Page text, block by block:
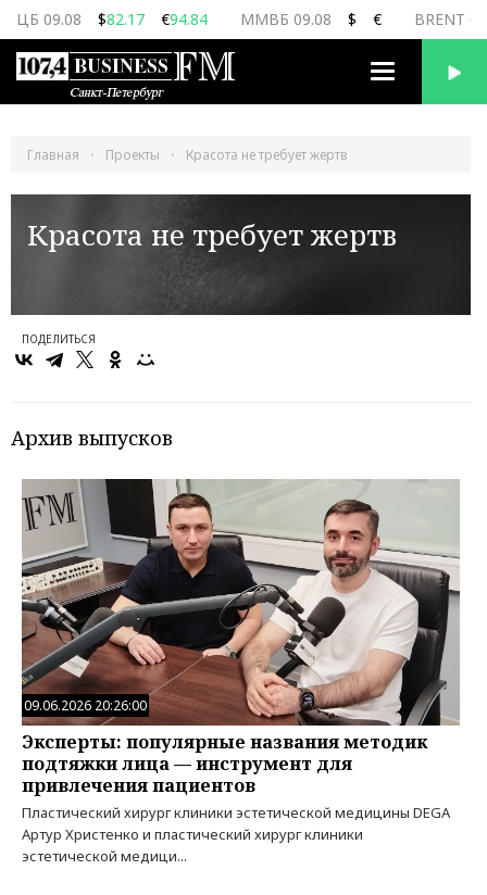
ЦБ 09.08 $82.17 €94.84 ММВБ 09.08 $ € BRENT
Переключить
Главная Проекты Красота не требует жертв
Красота не требует жертв
ПОДЕЛИТЬСЯ
Архив выпусков
09.06.2026 20:26:00
Эксперты: популярные названия методик
подтяжки лица — инструмент для
привлечения пациентов
Пластический хирург клиники эстетической медицины DEGA
Артур Христенко и пластический хирург клиники
эстетической медици...